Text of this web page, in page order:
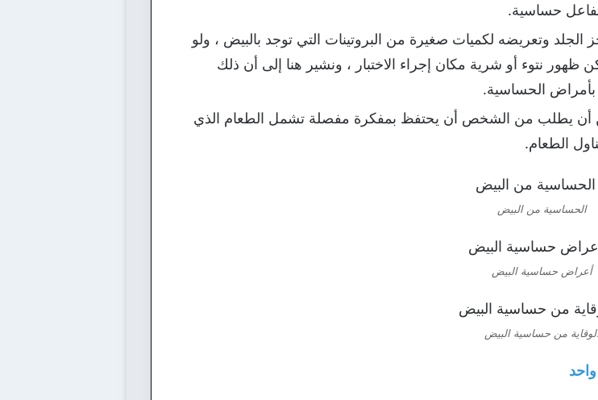
حساسية.
الجلد وتعريضه لكميات صغيرة من البروتينات التي توجد بالبيض ، ولو
نتوء أو شرية مكان إجراء الاختبار ، ونشير هنا إلى أن ذلك
الحساسية.
أن يطلب من الشخص أن يحتفظ بمفكرة مفصلة تشمل الطعام الذي
الطعام.
الحساسية من البيض
أعراض حساسية البيض
من حساسية البيض